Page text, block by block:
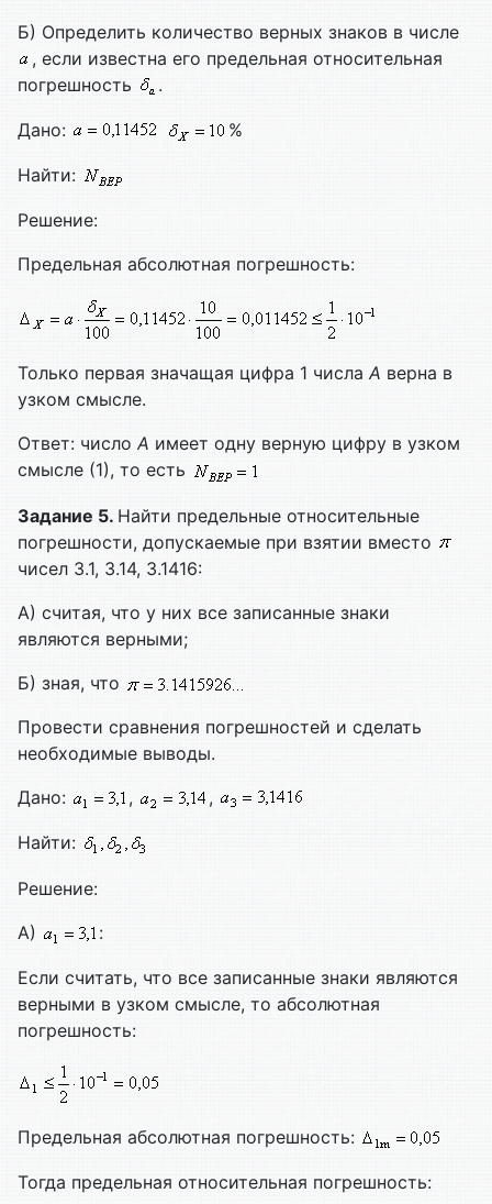
Б) Определить количество верных знаков в числе
, если известна его предельная относительная
погрешность
.
Дано: %
Найти:
Решение:
Предельная абсолютная погрешность:
Только первая значащая цифра 1 числаA верна в
узком смысле.
Ответ: числоA имеет одну верную цифру в узком
смысле (1), то есть
Задание 5. Найти предельные относительные
погрешности, допускаемые при взятии вместо
чисел 3.1, 3.14, 3.1416:
А) считая, что у них все записанные знаки
являются верными;
Б) зная, что
Провести сравнения погрешностей и сделать
необходимые выводы.
Дано:
, ,
Найти:
Решение:
А)
:
Если считать, что все записанные знаки являются
верными в узком смысле, то абсолютная
погрешность:
Предельная абсолютная погрешность:
Тогда предельная относительная погрешность: